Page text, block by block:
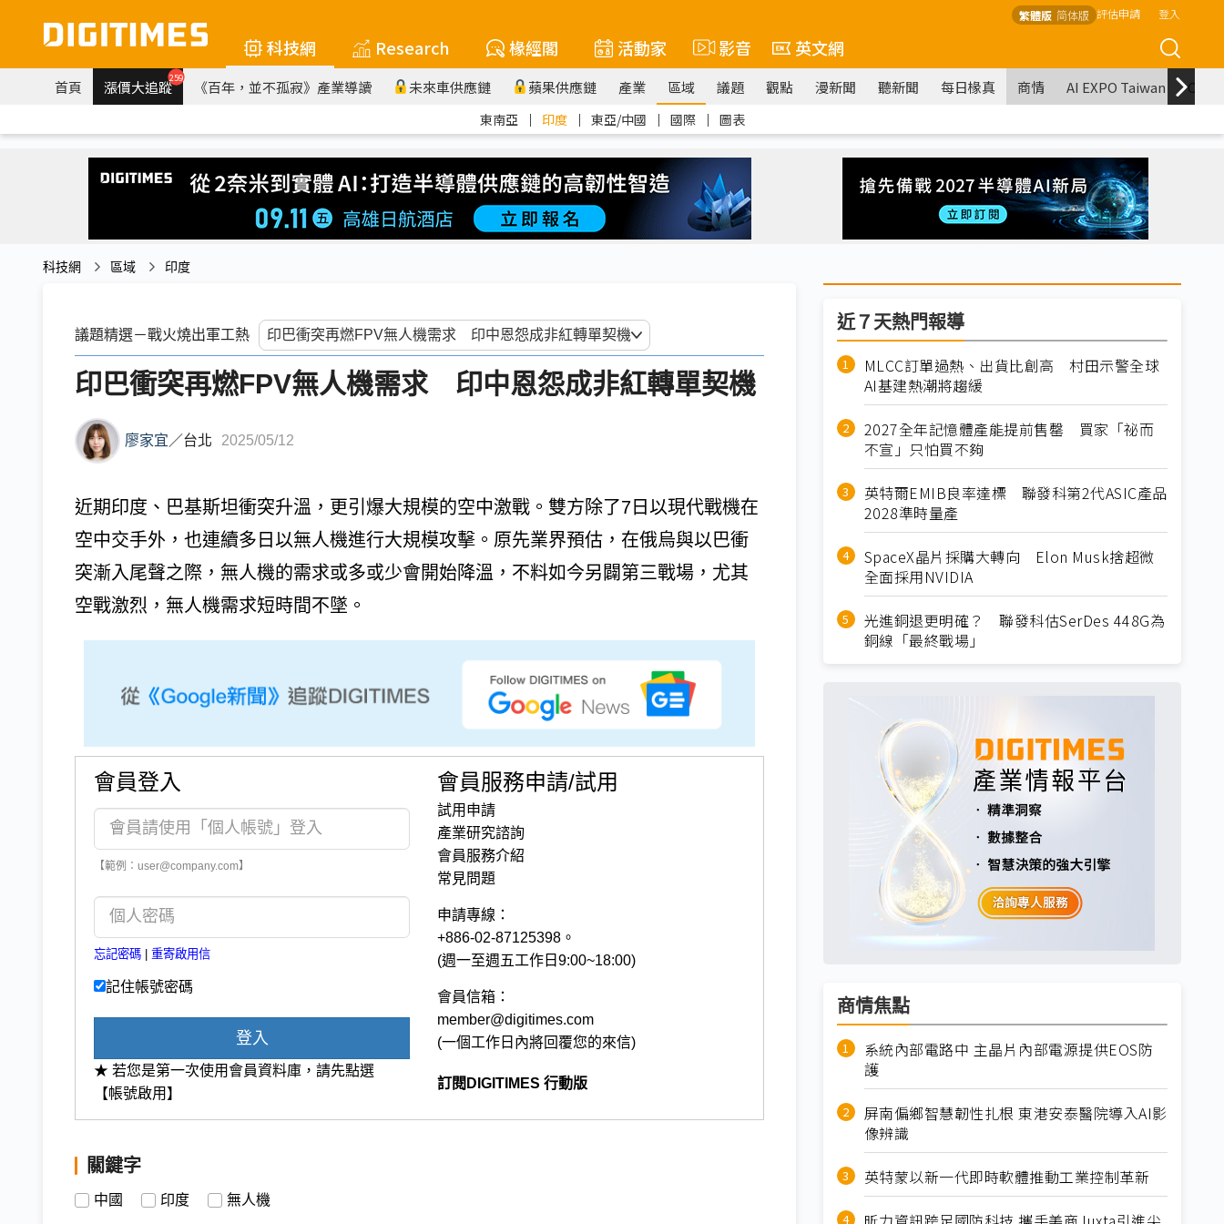
繁體版 简体版 評估申請 登入
科技網 Research 椽經閣 活動家 影音 英文網
首頁 漲價大追蹤259 《百年，並不孤寂》產業導讀 未來車供應鏈 蘋果供應鏈 產業 區域 議題 觀點 漫新聞 聽新聞 每日椽真 商情 AI EXPO Taiwan
東南亞 ｜ 印度 ｜ 東亞/中國 ｜ 國際 ｜ 圖表
科技網 區域 印度
議題精選－戰火燒出軍工熱
印巴衝突再燃FPV無人機需求 印中恩怨成非紅轉單契機
廖家宜 ／台北 2025/05/12
近期印度、巴基斯坦衝突升溫，更引爆大規模的空中激戰。雙方除了7日以現代戰機在
空中交手外，也連續多日以無人機進行大規模攻擊。原先業界預估，在俄烏與以巴衝
突漸入尾聲之際，無人機的需求或多或少會開始降溫，不料如今另闢第三戰場，尤其
空戰激烈，無人機需求短時間不墜。
會員登入
【範例：user@company.com】
忘記密碼 重寄啟用信
記住帳號密碼
登入
★ 若您是第一次使用會員資料庫，請先點選
【帳號啟用】
會員服務申請/試用
試用申請
產業研究諮詢
會員服務介紹
常見問題
申請專線：
+886-02-87125398。
(週一至週五工作日9:00~18:00)
會員信箱：
member@digitimes.com
(一個工作日內將回覆您的來信)
訂閱DIGITIMES 行動版
關鍵字
中國 印度 無人機
近７天熱門報導
MLCC訂單過熱、出貨比創高 村田示警全球
AI基建熱潮將趨緩
2027全年記憶體產能提前售罄 買家「祕而
不宣」只怕買不夠
英特爾EMIB良率達標 聯發科第2代ASIC產品
2028準時量產
SpaceX晶片採購大轉向 Elon Musk捨超微
全面採用NVIDIA
光進銅退更明確？ 聯發科估SerDes 448G為
銅線「最終戰場」
商情焦點
系統內部電路中 主晶片內部電源提供EOS防
護
屏南偏鄉智慧韌性扎根 東港安泰醫院導入AI影
像辨識
英特蒙以新一代即時軟體推動工業控制革新